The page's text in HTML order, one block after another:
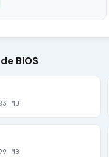
BIOS
MB
MB